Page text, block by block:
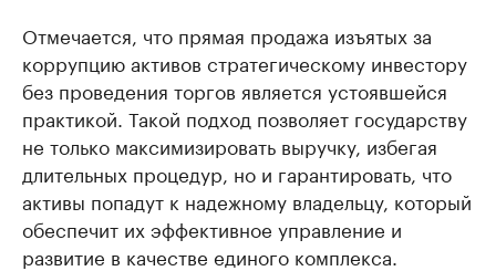
Отмечается, что прямая продажа изъятых за
коррупцию активов стратегическому инвестору
без проведения торгов является устоявшейся
практикой. Такой подход позволяет государству
не только максимизировать выручку, избегая
длительных процедур, но и гарантировать, что
активы попадут к надежному владельцу, который
обеспечит их эффективное управление и
развитие в качестве единого комплекса.